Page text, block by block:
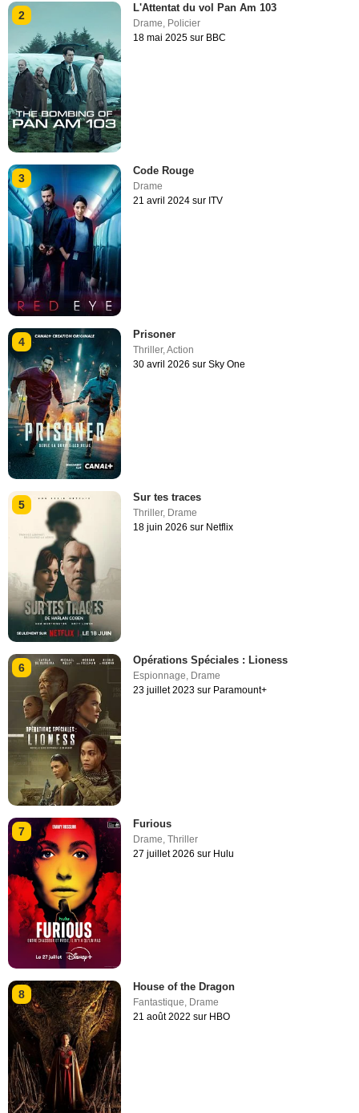
2
L'Attentat du vol Pan Am 103
Drame, Policier
18 mai 2025 sur BBC
3
Code Rouge
Drame
21 avril 2024 sur ITV
4
Prisoner
Thriller,Action
30 avril 2026 sur Sky One
5
Sur tes traces
Thriller, Drame
18 juin 2026 sur Netflix
6
Opérations Spéciales : Lioness
Espionnage, Drame
23 juillet 2023 sur Paramount+
7
Furious
Drame ,Thriller
27 juillet 2026 sur Hulu
8
House of the Dragon
Fantastique, Drame
21 août 2022 sur HBO